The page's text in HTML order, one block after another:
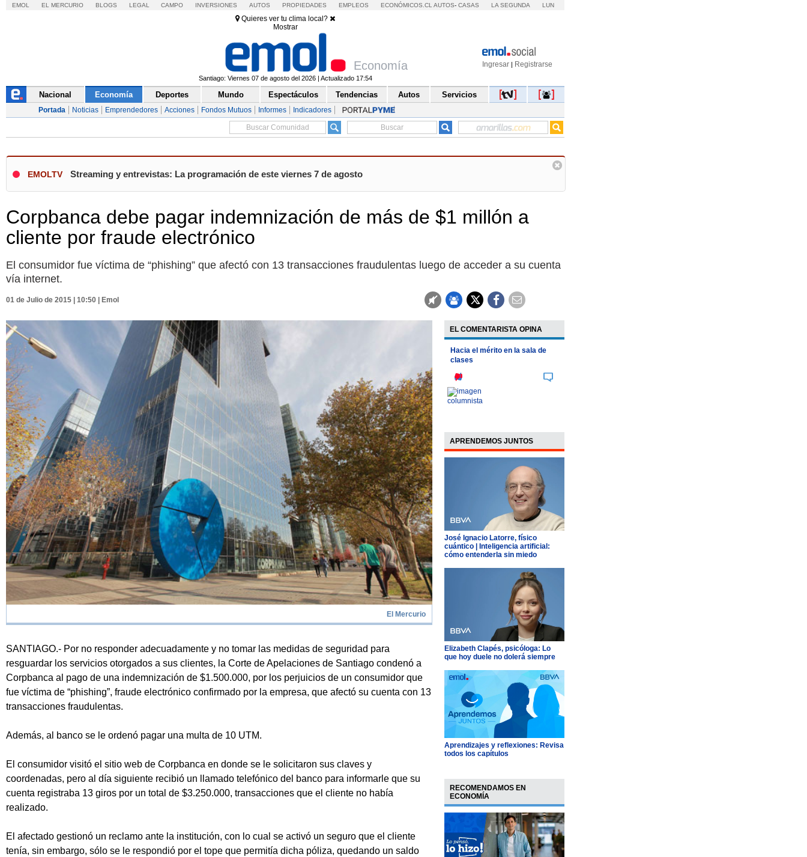
EMOL EL MERCURIO BLOGS LEGAL CAMPO INVERSIONES AUTOS PROPIEDADES EMPLEOS ECONÓMICOS.CL AUTOS- CASAS LA SEGUNDA LUN
Quieres ver tu clima local?
Mostrar
Ingresar | Registrarse
Economía
Santiago: Viernes 07 de agosto del 2026 | Actualizado 17:54
Nacional Economía Deportes Mundo Espectáculos Tendencias Autos Servicios
Portada Noticias Emprendedores Acciones Fondos Mutuos Informes Indicadores
EMOLTV Streaming y entrevistas: La programación de este viernes 7 de agosto
Corpbanca debe pagar indemnización de más de $1 millón a
cliente por fraude electrónico
El consumidor fue víctima de “phishing” que afectó con 13 transacciones fraudulentas luego de acceder a su cuenta
vía internet.
01 de Julio de 2015 | 10:50 | Emol
El Mercurio
SANTIAGO.- Por no responder adecuadamente y no tomar las medidas de seguridad para
resguardar los servicios otorgados a sus clientes, la Corte de Apelaciones de Santiago condenó a
Corpbanca al pago de una indemnización de $1.500.000, por los perjuicios de un consumidor que
fue víctima de “phishing”, fraude electrónico confirmado por la empresa, que afectó su cuenta con 13
transacciones fraudulentas.
Además, al banco se le ordenó pagar una multa de 10 UTM.
El consumidor visitó el sitio web de Corpbanca en donde se le solicitaron sus claves y
coordenadas, pero al día siguiente recibió un llamado telefónico del banco para informarle que su
cuenta registraba 13 giros por un total de $3.250.000, transacciones que el cliente no había
realizado.
El afectado gestionó un reclamo ante la institución, con lo cual se activó un seguro que el cliente
tenía, sin embargo, sólo se le respondió por el tope que permitía dicha póliza, quedando un saldo
EL COMENTARISTA OPINA
Hacia el mérito en la sala de
clases
APRENDEMOS JUNTOS
José Ignacio Latorre, físico
cuántico | Inteligencia artificial:
cómo entenderla sin miedo
Elizabeth Clapés, psicóloga: Lo
que hoy duele no dolerá siempre
Aprendizajes y reflexiones: Revisa
todos los capítulos
RECOMENDAMOS EN
ECONOMÍA